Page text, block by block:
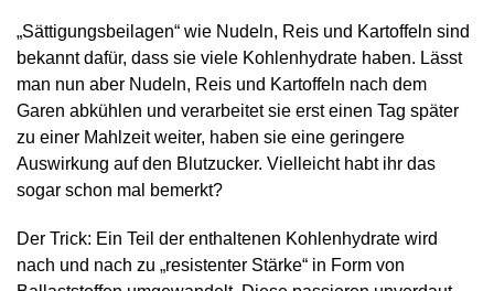
„Sättigungsbeilagen“ wie Nudeln, Reis und Kartoffeln sind
bekannt dafür, dass sie viele Kohlenhydrate haben. Lässt
man nun aber Nudeln, Reis und Kartoffeln nach dem
Garen abkühlen und verarbeitet sie erst einen Tag später
zu einer Mahlzeit weiter, haben sie eine geringere
Auswirkung auf den Blutzucker. Vielleicht habt ihr das
sogar schon mal bemerkt?
Der Trick: Ein Teil der enthaltenen Kohlenhydrate wird
nach und nach zu „resistenter Stärke“ in Form von